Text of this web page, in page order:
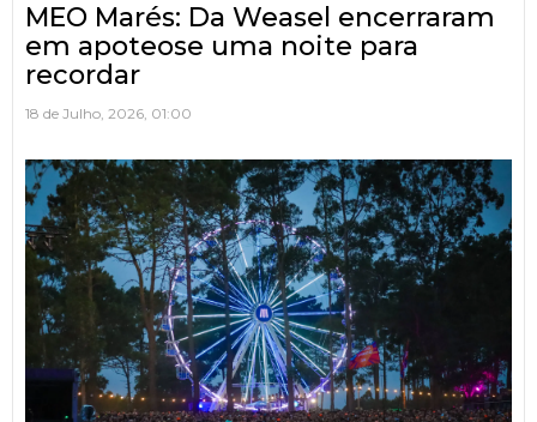
MEO Marés: Da Weasel encerraram
em apoteose uma noite para
recordar
18 de Julho, 2026, 01:00